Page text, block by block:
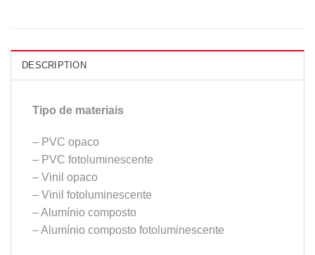
DESCRIPTION
Tipo de materiais
– PVC opaco
– PVC fotoluminescente
– Vinil opaco
– Vinil fotoluminescente
– Alumínio composto
– Alumínio composto fotoluminescente